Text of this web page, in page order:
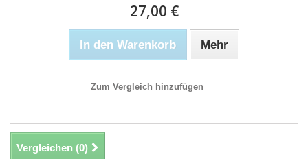
27,00 €
In den Warenkorb Mehr
Zum Vergleich hinzufügen
Vergleichen (0)